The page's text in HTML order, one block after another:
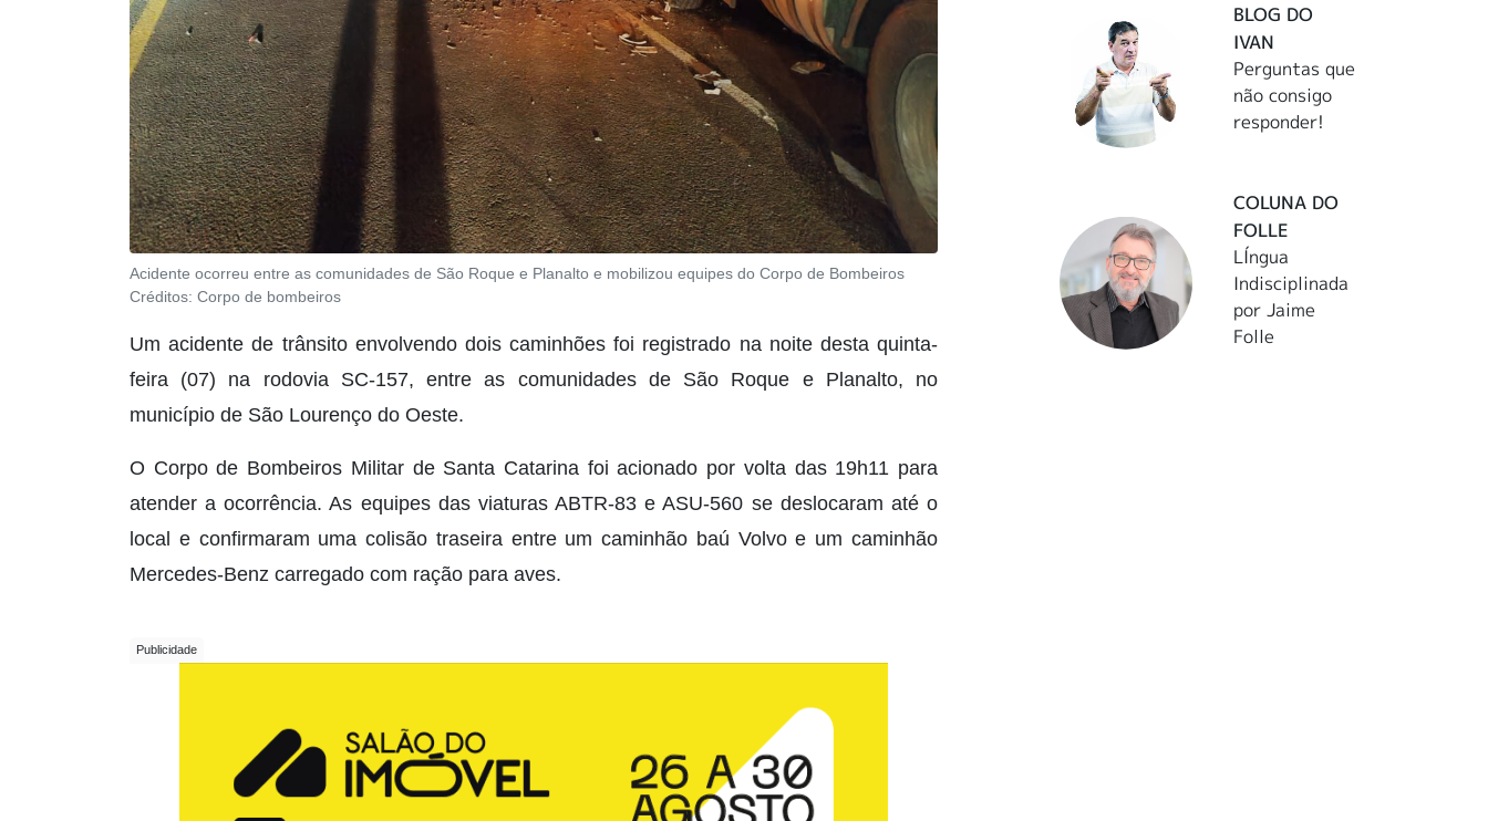
Acidente ocorreu entre as comunidades de São Roque e Planalto e mobilizou equipes do Corpo de Bombeiros
Créditos: Corpo de bombeiros
Um acidente de trânsito envolvendo dois caminhões foi registrado na noite desta quinta-
feira (07) na rodovia SC-157, entre as comunidades de São Roque e Planalto, no
município de São Lourenço do Oeste.
O Corpo de Bombeiros Militar de Santa Catarina foi acionado por volta das 19h11 para
atender a ocorrência. As equipes das viaturas ABTR-83 e ASU-560 se deslocaram até o
local e confirmaram uma colisão traseira entre um caminhão baú Volvo e um caminhão
Mercedes-Benz carregado com ração para aves.
BLOG DO
IVAN
Perguntas que
não consigo
responder!
COLUNA DO
FOLLE
LÍngua
Indisciplinada
por Jaime
Folle